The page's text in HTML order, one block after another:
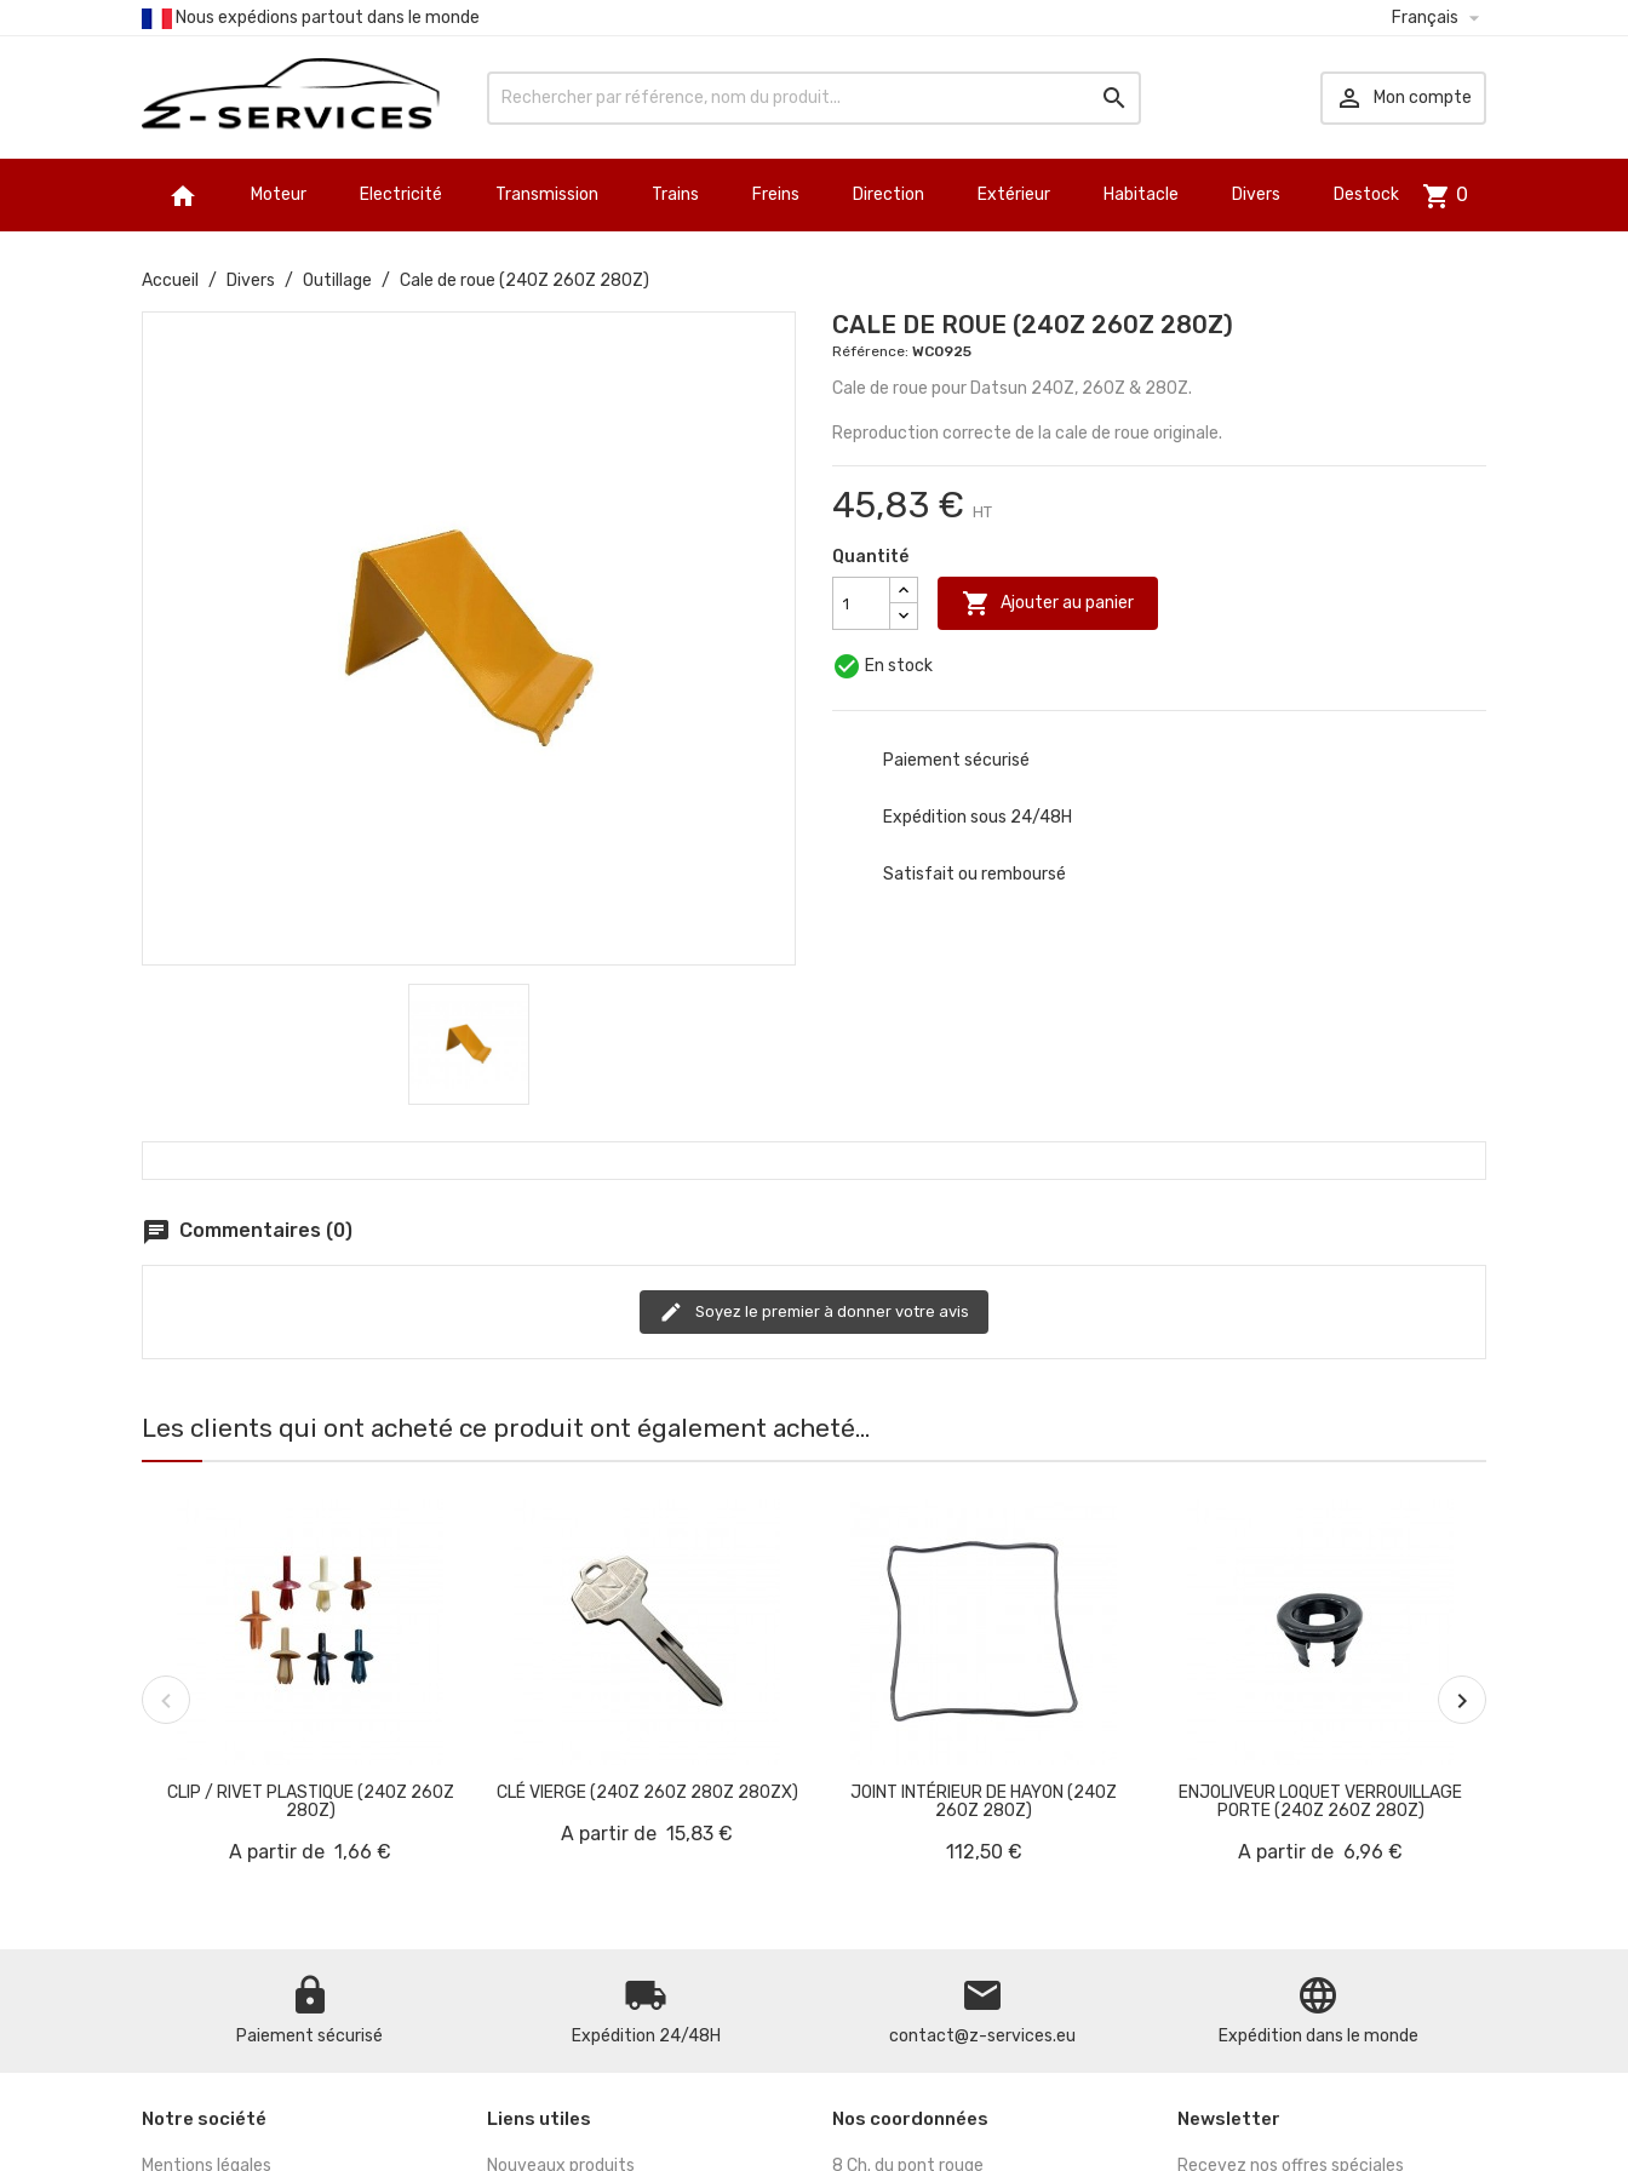
Nous expédions partout dans le monde Français 
  Mon compte
 Moteur Electricité Transmission Trains Freins Direction Extérieur Habitacle Divers Destock shopping_cart 0
Accueil Divers Outillage Cale de roue (240Z 260Z 280Z)
CALE DE ROUE (240Z 260Z 280Z)
Référence: WC0925
Cale de roue pour Datsun 240Z, 260Z & 280Z.
Reproduction correcte de la cale de roue originale.
45,83 € HT
Quantité
 Ajouter au panier
 En stock
Paiement sécurisé
Expédition sous 24/48H
Satisfait ou remboursé
chat Commentaires (0)
edit Soyez le premier à donner votre avis
Les clients qui ont acheté ce produit ont également acheté...

CLIP / RIVET PLASTIQUE (240Z 260Z
280Z)
A partir de 1,66 €

CLÉ VIERGE (240Z 260Z 280Z 280ZX)
A partir de 15,83 €

JOINT INTÉRIEUR DE HAYON (240Z
260Z 280Z)
112,50 €

ENJOLIVEUR LOQUET VERROUILLAGE
PORTE (240Z 260Z 280Z)
A partir de 6,96 €
lock
Paiement sécurisé
local_shipping
Expédition 24/48H
email
contact@z-services.eu
language
Expédition dans le monde
Notre société
Mentions légales
Liens utiles
Nouveaux produits
Nos coordonnées
8 Ch. du pont rouge
Newsletter
Recevez nos offres spéciales